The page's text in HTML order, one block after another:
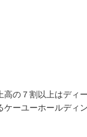
の７割以上はディー
ーユーホールディ